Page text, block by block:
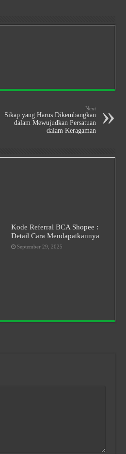
Next
Sikap yang Harus Dikembangkan
dalam Mewujudkan Persatuan
dalam Keragaman
Kode Referral BCA Shopee :
Detail Cara Mendapatkannya
September 29, 2025